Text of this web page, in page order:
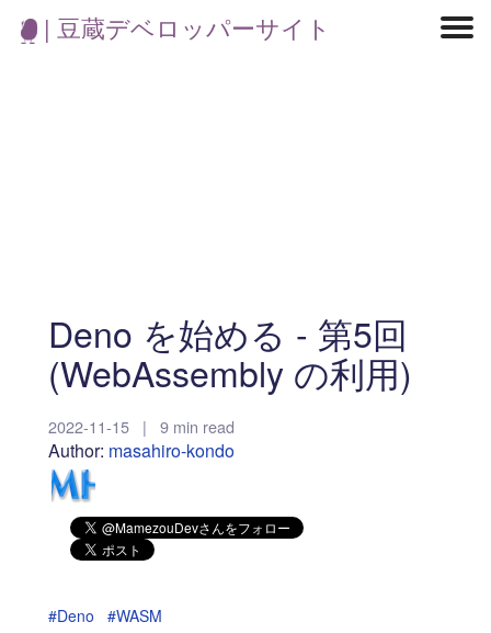
| 豆蔵デベロッパーサイト
Deno を始める - 第5回
(WebAssembly の利用)
2022-11-15 | 9 min read
Author: masahiro-kondo
#Deno #WASM